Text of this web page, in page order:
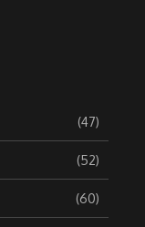
(47)
(52)
(60)